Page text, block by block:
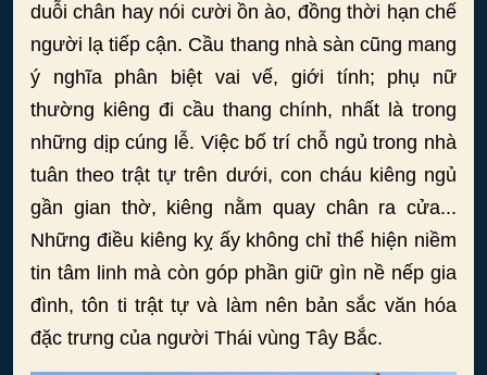
duỗi chân hay nói cười ồn ào, đồng thời hạn chế
người lạ tiếp cận. Cầu thang nhà sàn cũng mang
ý nghĩa phân biệt vai vế, giới tính; phụ nữ
thường kiêng đi cầu thang chính, nhất là trong
những dịp cúng lễ. Việc bố trí chỗ ngủ trong nhà
tuân theo trật tự trên dưới, con cháu kiêng ngủ
gần gian thờ, kiêng nằm quay chân ra cửa...
Những điều kiêng kỵ ấy không chỉ thể hiện niềm
tin tâm linh mà còn góp phần giữ gìn nề nếp gia
đình, tôn ti trật tự và làm nên bản sắc văn hóa
đặc trưng của người Thái vùng Tây Bắc.